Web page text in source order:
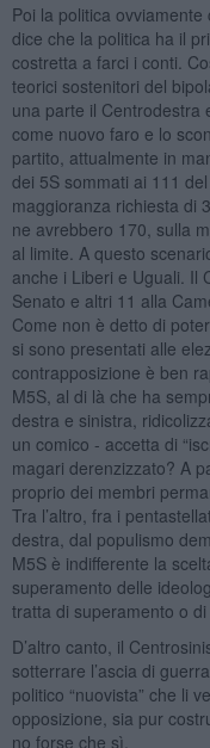
Poi la politica ovviamente
dice che la politica ha il
costretta a farci i conti.
teorici sostenitori del
una parte il Centrodestra
come nuovo faro e lo
partito, attualmente in
dei 5S sommati ai 111
maggioranza richiesta di
ne avrebbero 170, sulla
al limite. A questo
anche i Liberi e Uguali. Il
Senato e altri 11 alla
Come non è detto di
si sono presentati alle
contrapposizione è ben
M5S, al di là che ha
destra e sinistra,
un comico - accetta di
magari derenzizzato? A
proprio dei membri
Tra l’altro, fra i
destra, dal populismo
M5S è indifferente la
superamento delle
tratta di superamento o
D’altro canto, il
sotterrare l’ascia di
politico “nuovista” che li
opposizione, sia pur
no forse che sì.